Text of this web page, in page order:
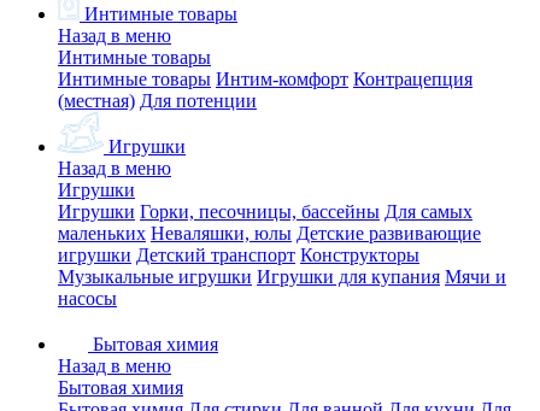
Интимные товары
Назад в меню
Интимные товары
Интимные товары Интим-комфорт Контрацепция
(местная) Для потенции
Игрушки
Назад в меню
Игрушки
Игрушки Горки, песочницы, бассейны Для самых
маленьких Неваляшки, юлы Детские развивающие
игрушки Детский транспорт Конструкторы
Музыкальные игрушки Игрушки для купания Мячи и
насосы
Бытовая химия
Назад в меню
Бытовая химия